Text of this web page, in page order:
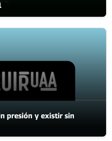
presión y existir sin